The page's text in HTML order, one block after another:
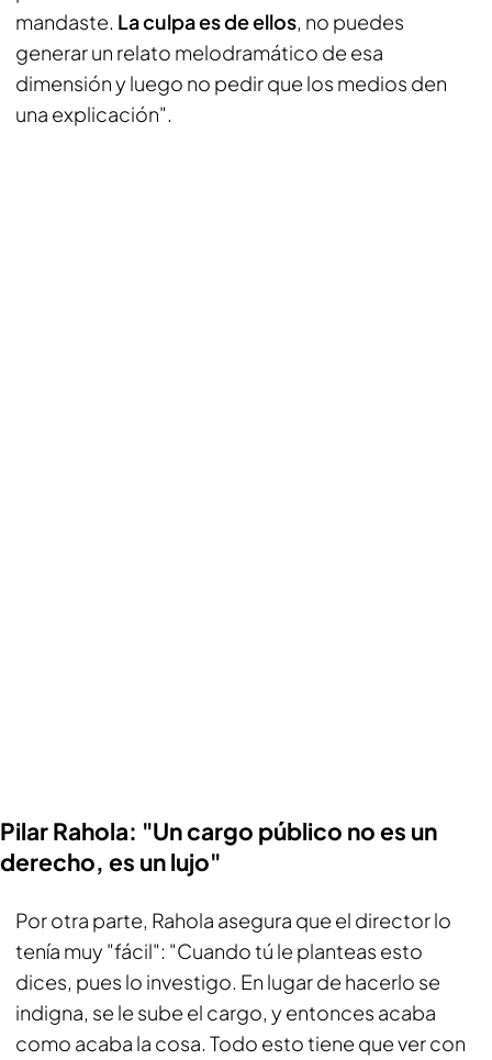
mandaste. La culpa es de ellos, no puedes
generar un relato melodramático de esa
dimensión y luego no pedir que los medios den
una explicación".
Pilar Rahola: "Un cargo público no es un
derecho, es un lujo"
Por otra parte, Rahola asegura que el director lo
tenía muy "fácil": "Cuando tú le planteas esto
dices, pues lo investigo. En lugar de hacerlo se
indigna, se le sube el cargo, y entonces acaba
como acaba la cosa. Todo esto tiene que ver con